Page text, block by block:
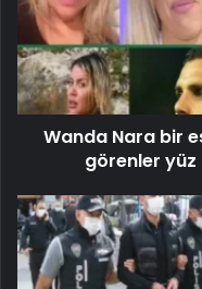
Wanda Nara bir
görenler yüz